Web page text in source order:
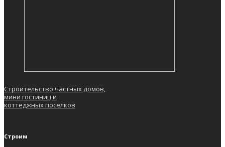
Строительство частных домов,
мини гостиниц и
коттеджных поселков
Строим